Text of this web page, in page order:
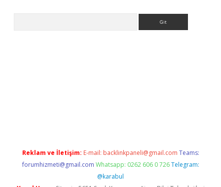
Reklam ve İletişim: E-mail: backlinkpaneli@gmail.com Teams:
forumhizmeti@gmail.com Whatsapp: 0262 606 0 726 Telegram:
@karabul